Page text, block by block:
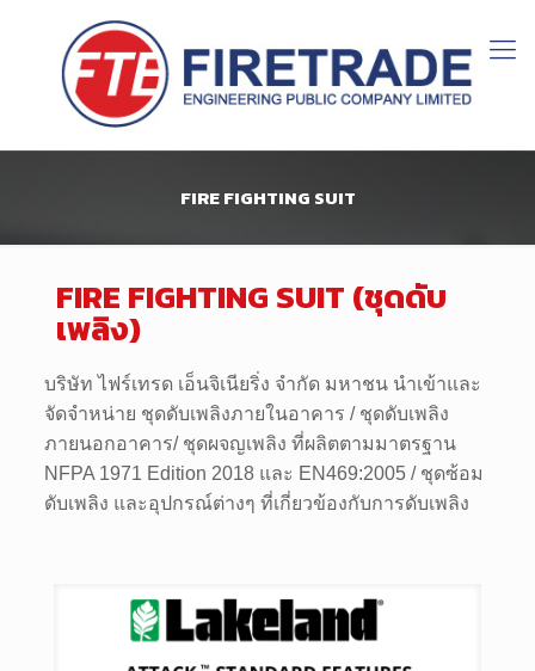
FIRE FIGHTING SUIT
FIRE FIGHTING SUIT (ชุดดับ
เพลิง)
บริษัท ไฟร์เทรด เอ็นจิเนียริ่ง จำกัด มหาชน นำเข้าและ
จัดจำหน่าย ชุดดับเพลิงภายในอาคาร / ชุดดับเพลิง
ภายนอกอาคาร/ ชุดผจญเพลิง ที่ผลิตตามมาตรฐาน
NFPA 1971 Edition 2018 และ EN469:2005 / ชุดซ้อม
ดับเพลิง และอุปกรณ์ต่างๆ ที่เกี่ยวข้องกับการดับเพลิง